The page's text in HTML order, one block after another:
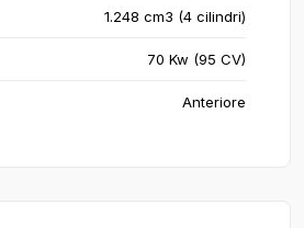
1.248 cm3 (4 cilindri)
70 Kw (95 CV)
Anteriore